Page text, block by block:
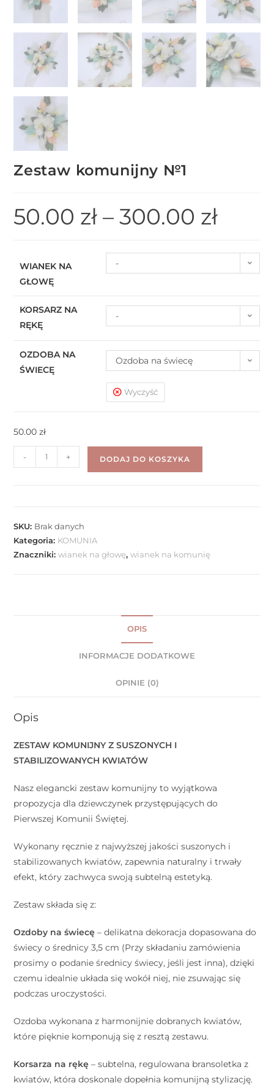
Zestaw komunijny №1
50.00 zł – 300.00 zł
WIANEK NA
GŁOWĘ
-
KORSARZ NA
RĘKĘ
-
OZDOBA NA
ŚWIECĘ
Ozdoba na świecę
Wyczyść
50.00zł
- + DODAJ DO KOSZYKA
SKU: Brak danych
Kategoria: KOMUNIA
Znaczniki:wianek na głowę,wianek na komunię
OPIS
INFORMACJE DODATKOWE
OPINIE (0)
Opis
ZESTAW KOMUNIJNY Z SUSZONYCH I
STABILIZOWANYCH KWIATÓW
Nasz elegancki zestaw komunijny to wyjątkowa
propozycja dla dziewczynek przystępujących do
Pierwszej Komunii Świętej.
Wykonany ręcznie z najwyższej jakości suszonych i
stabilizowanych kwiatów, zapewnia naturalny i trwały
efekt, który zachwyca swoją subtelną estetyką.
Zestaw składa się z:
Ozdoby na świecę – delikatna dekoracja dopasowana do
świecy o średnicy 3,5 cm (Przy składaniu zamówienia
prosimy o podanie średnicy świecy, jeśli jest inna), dzięki
czemu idealnie układa się wokół niej, nie zsuwając się
podczas uroczystości.
Ozdoba wykonana z harmonijnie dobranych kwiatów,
które pięknie komponują się z resztą zestawu.
Korsarza na rękę – subtelna, regulowana bransoletka z
kwiatów, która doskonale dopełnia komunijną stylizację.